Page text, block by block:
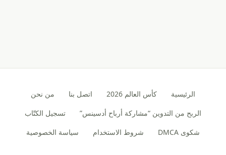
الرئيسية كأس العالم 2026 اتصل بنا
من نحن
الربح من التدوين “مشاركة أرباح أدسينس”
تسجيل الكتّاب
شكوى DMCA
شروط الاستخدام سياسة الخصوصية